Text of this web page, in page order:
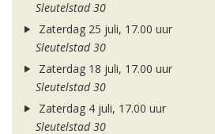
Sleutelstad 30
Zaterdag 25 juli, 17.00 uur
Sleutelstad 30
Zaterdag 18 juli, 17.00 uur
Sleutelstad 30
Zaterdag 4 juli, 17.00 uur
Sleutelstad 30